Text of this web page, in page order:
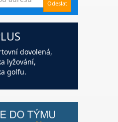
dovolená,
lyžování,
golfu.